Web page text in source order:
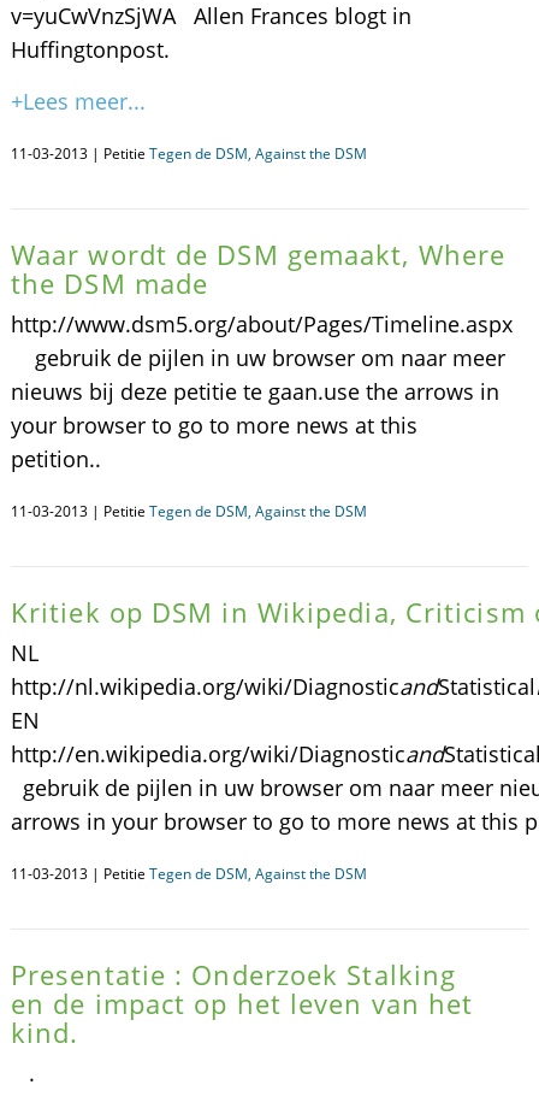
v=yuCwVnzSjWA Allen Frances blogt in
Huffingtonpost.
+Lees meer...
11-03-2013 | Petitie Tegen de DSM, Against the DSM
Waar wordt de DSM gemaakt, Where
the DSM made
http://www.dsm5.org/about/Pages/Timeline.aspx
gebruik de pijlen in uw browser om naar meer
nieuws bij deze petitie te gaan.use the arrows in
your browser to go to more news at this
petition..
11-03-2013 | Petitie Tegen de DSM, Against the DSM
Kritiek op DSM in Wikipedia, Criticism
NL
http://nl.wikipedia.org/wiki/DiagnosticandStatistical
EN
http://en.wikipedia.org/wiki/Diagnosticand
gebruik de pijlen in uw browser om naar meer
arrows in your browser to go to more news at this
11-03-2013 | Petitie Tegen de DSM, Against the DSM
Presentatie : Onderzoek Stalking
en de impact op het leven van het
kind.
.